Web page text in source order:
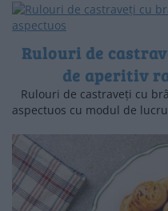
Rulouri de
de aperitiv
Rulouri de castraveți cu
aspectuos cu modul de